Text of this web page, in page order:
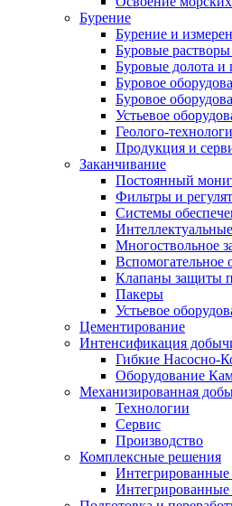
Бурение
Бурение и
Буровые
Буровые долота и
Буровое
Буровое
Устьевое
Геолого-
Продукция и
Заканчивание
Постоянный
Фильтры и
Cистемы
Многоствольное
Вспомогательное
Клапаны защиты
Пакеры
Устьевое
Цементирование
Интенсификация
Гибкие Насосно-
Оборудование
Механизированная
Технологии
Сервис
Производство
Комплексные решения
Интегрированные